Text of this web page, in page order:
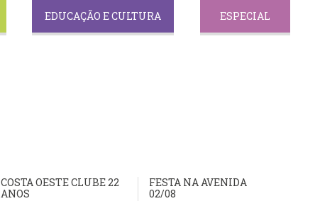
EDUCAÇÃO E CULTURA ESPECIAL
COSTA OESTE CLUBE 22
ANOS
FESTA NA AVENIDA
02/08